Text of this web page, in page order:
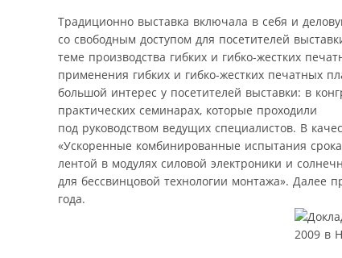
Традиционно выставка включала в себя и
со свободным доступом для посетителей
теме производства гибких и гибко-жестких
применения гибких и гибко-жестких печатных
большой интерес у посетителей выставки: в
практических семинарах, которые проходили
под руководством ведущих специалистов. В
«Ускоренные комбинированные испытания
лентой в модулях силовой электроники и
для бессвинцовой технологии монтажа». Далее
года.